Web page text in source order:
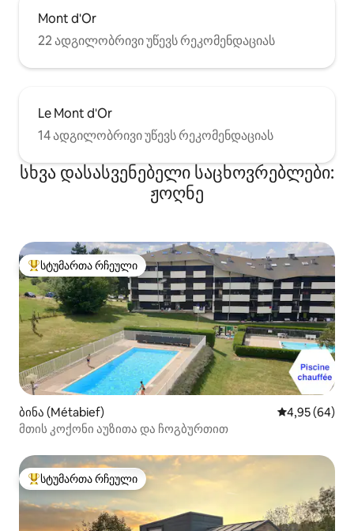
Mont d'Or
22 ადგილობრივი უწევს რეკომენდაციას
Le Mont d'Or
14 ადგილობრივი უწევს რეკომენდაციას
სხვა დასასვენებელი საცხოვრებლები:
ჟოღნე
სტუმართა რჩეული მოწინავე ვარიანტი
სტუმართა რჩეული
ბინა (Métabief) საშუალო
4,95 (64)
მთის კოქონი აუზითა და ჩოგბურთით
სტუმართა რჩეული მოწინავე ვარიანტი
სტუმართა რჩეული